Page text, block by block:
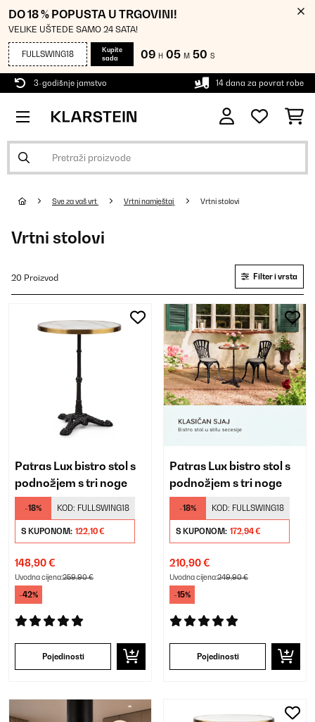
DO 18 % POPUSTA U TRGOVINI!
VELIKE UŠTEDE SAMO 24 SATA!
FULLSWING18
Kupite
sada
09 H 05 M 49 S
3-godišnje jamstvo 14 dana za povrat robe
Sve za vaš vrt Vrtni namještaj Vrtni stolovi
Vrtni stolovi
20 Proizvod Filter i vrsta
Patras Lux bistro stol s
podnožjem s tri noge
-18% KOD: FULLSWING18
S KUPONOM: 122,10 €
148,90 €
Uvodna cijena:259,90 €
-42%
Pojedinosti
Patras Lux bistro stol s
podnožjem s tri noge
-18% KOD: FULLSWING18
S KUPONOM: 172,94 €
210,90 €
Uvodna cijena:249,90 €
-15%
Pojedinosti